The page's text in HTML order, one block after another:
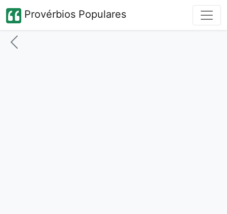
Provérbios Populares